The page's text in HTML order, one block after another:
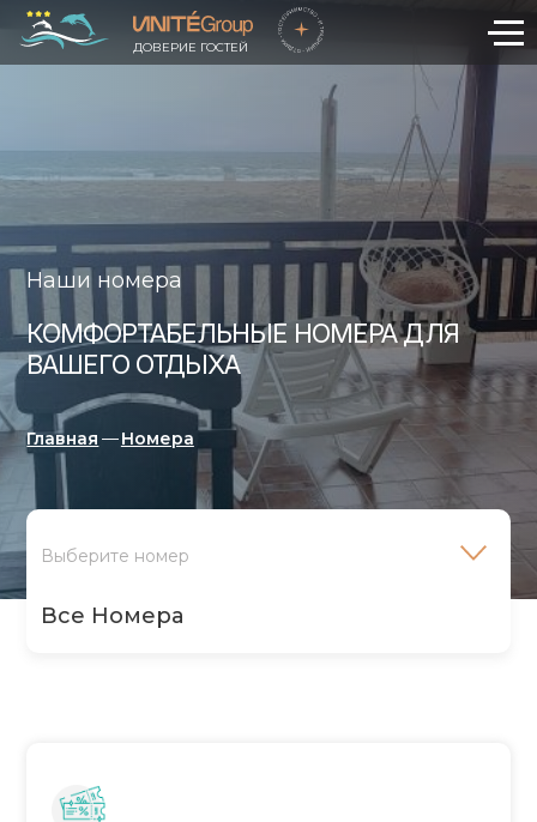
ДОВЕРИЕ ГОСТЕЙ
Наши номера
КОМФОРТАБЕЛЬНЫЕ НОМЕРА ДЛЯ
ВАШЕГО ОТДЫХА
Главная —Номера
Выберите номер
Все Номера
Балконом